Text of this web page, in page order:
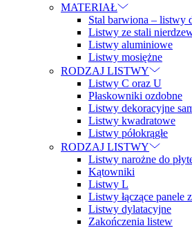
MATERIAŁ
Stal barwiona – listwy
Listwy ze stali
Listwy aluminiowe
Listwy mosiężne
RODZAJ LISTWY
Listwy C oraz U
Płaskowniki ozdobne
Listwy dekoracyjne
Listwy kwadratowe
Listwy półokrągłe
RODZAJ LISTWY
Listwy narożne do
Kątowniki
Listwy L
Listwy łączące panele
Listwy dylatacyjne
Zakończenia listew